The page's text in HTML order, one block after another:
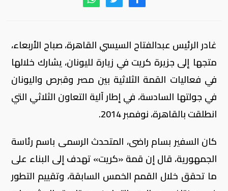
غادر الرئيس عبدالفتاح السيسي القاهرة، صباح الأربعاء،
متجها إلى جزيرة كريت في زيارة لليونان، يشارك خلالها
في فعاليات القمة الثلاثية بين مصر وقبرص واليونان
في جولتها السادسة، في إطار آلية التعاون الثلاثي التي
انطلقت بالقاهرة، نوفمبر 2014.
كان السفير بسام راضى، المتحدث الرسمى باسم رئاسة
الجمهورية، قال إن قمة «كريت» تهدف إلى البناء على
ما تحقق خلال القمم الخمس السابقة، وتقييم التطور